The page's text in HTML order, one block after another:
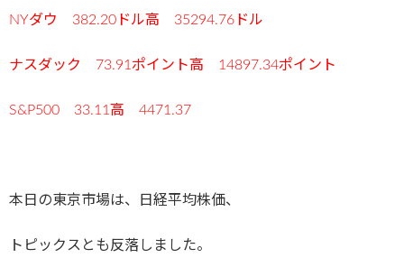
NYダウ 382.20ドル高 35294.76ドル
ナスダック 73.91ポイント高 14897.34ポイント
S&P500 33.11高 4471.37
本日の東京市場は、日経平均株価、
トピックスとも反落しました。